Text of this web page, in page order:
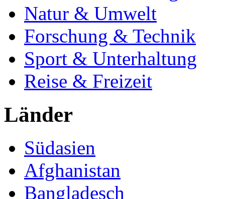
Natur & Umwelt
Forschung & Technik
Sport & Unterhaltung
Reise & Freizeit
Länder
Südasien
Afghanistan
Bangladesch